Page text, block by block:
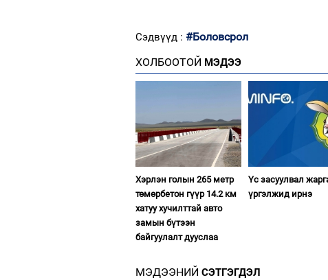
Сэдвүүд : #Боловсрол
ХОЛБООТОЙ МЭДЭЭ
Хэрлэн голын 265 метр
төмөрбетон гүүр 14.2 км
хатуу хучилттай авто
замын бүтээн
байгуулалт дууслаа
Үс засуулвал
үргэлжид ирнэ
МЭДЭЭНИЙ СЭТГЭГДЭЛ